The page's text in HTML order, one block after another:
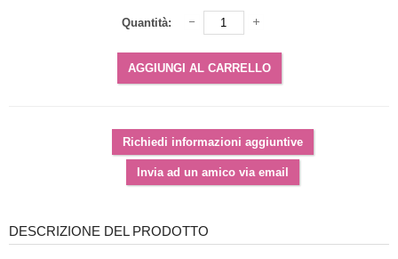
Quantità:
DESCRIZIONE DEL PRODOTTO